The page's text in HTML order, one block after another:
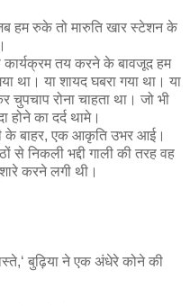
हम रुके तो मारुति खार स्टेशन के
कार्यक्रम तय करने के बावजूद हम
या शायद घबरा गया था। या
रोना चाहता था। जो भी
का दर्द थामे।
बाहर, एक आकृति उभर आई।
से निकली भद्दी गाली की तरह वह
करने लगी थी।
बुढ़िया ने एक अंधेरे कोने की